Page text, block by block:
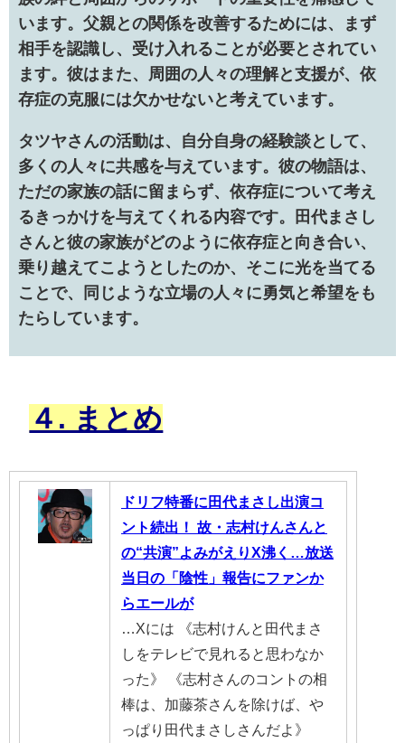
います。父親との関係を改善するためには、まず
相手を認識し、受け入れることが必要とされてい
ます。彼はまた、周囲の人々の理解と支援が、依
存症の克服には欠かせないと考えています。
タツヤさんの活動は、自分自身の経験談として、
多くの人々に共感を与えています。彼の物語は、
ただの家族の話に留まらず、依存症について考え
るきっかけを与えてくれる内容です。田代まさし
さんと彼の家族がどのように依存症と向き合い、
乗り越えてこようとしたのか、そこに光を当てる
ことで、同じような立場の人々に勇気と希望をも
たらしています。
４. まとめ
ドリフ特番に田代まさし出演コ
ント続出！ 故・志村けんさんと
の“共演”よみがえりX沸く…放送
当日の「陰性」報告にファンか
らエールが
…Xには 《志村けんと田代まさ
しをテレビで見れると思わなか
った》 《志村さんのコントの相
棒は、加藤茶さんを除けば、や
っぱり田代まさしさんだよ》